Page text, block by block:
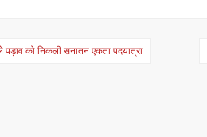
पड़ाव को निकली सनातन एकता पदयात्रा